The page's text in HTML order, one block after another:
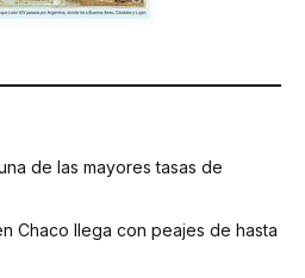
de las mayores tasas de
Chaco llega con peajes de hasta